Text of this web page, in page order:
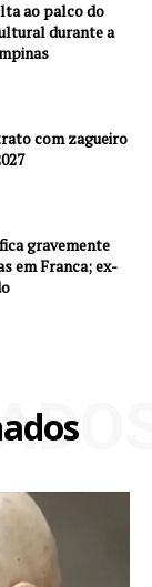
ao palco do
durante a
com zagueiro
gravemente
em Franca; ex-